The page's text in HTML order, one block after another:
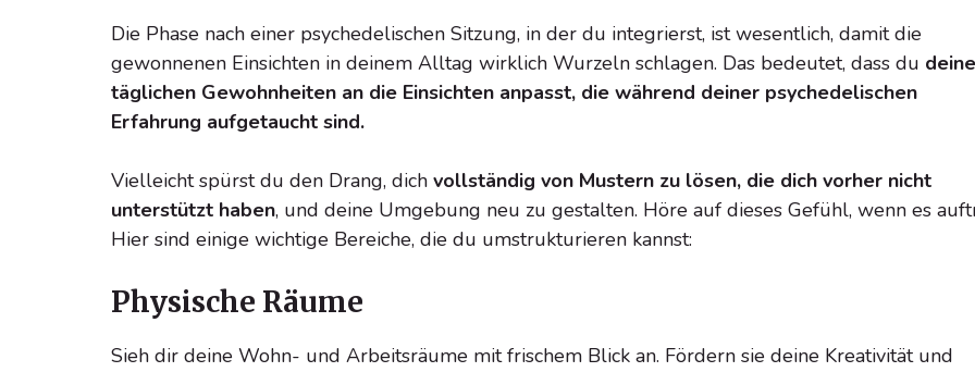
Die Phase nach einer psychedelischen Sitzung, in der du integrierst, ist wesentlich, damit die
gewonnenen Einsichten in deinem Alltag wirklich Wurzeln schlagen. Das bedeutet, dass du deine
täglichen Gewohnheiten an die Einsichten anpasst, die während deiner psychedelischen
Erfahrung aufgetaucht sind.
Vielleicht spürst du den Drang, dich vollständig von Mustern zu lösen, die dich vorher nicht
unterstützt haben, und deine Umgebung neu zu gestalten. Höre auf dieses Gefühl, wenn es
Hier sind einige wichtige Bereiche, die du umstrukturieren kannst:
Physische Räume
Sieh dir deine Wohn- und Arbeitsräume mit frischem Blick an. Fördern sie deine Kreativität und